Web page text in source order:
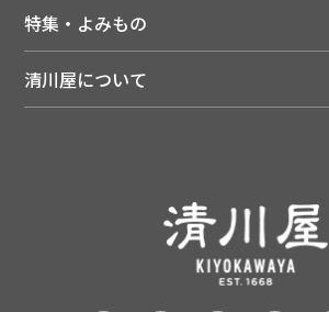
送料について
配達日について
返品について
よくあるご質問（FAQ）
あんしんの品質保証について（産直品）
品質保証について（通常品）
店舗・ECポイント共通アプリ
LINEお友だち登録
会員特典について
注文履歴
特集・よみもの
メディア掲載商品
清川屋のレビューを見る
清川屋について